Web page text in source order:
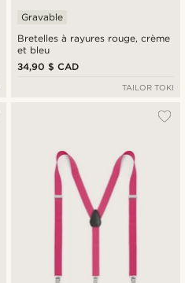
Bretelles à rayures rouge, crème
et bleu
Gravable
34,90 $ CAD
TAILOR TOKI